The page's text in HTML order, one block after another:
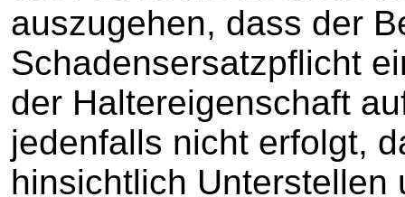
auszugehen, dass der
Schadensersatzpflicht
der Haltereigenschaft
jedenfalls nicht erfolgt,
hinsichtlich Unterstellen